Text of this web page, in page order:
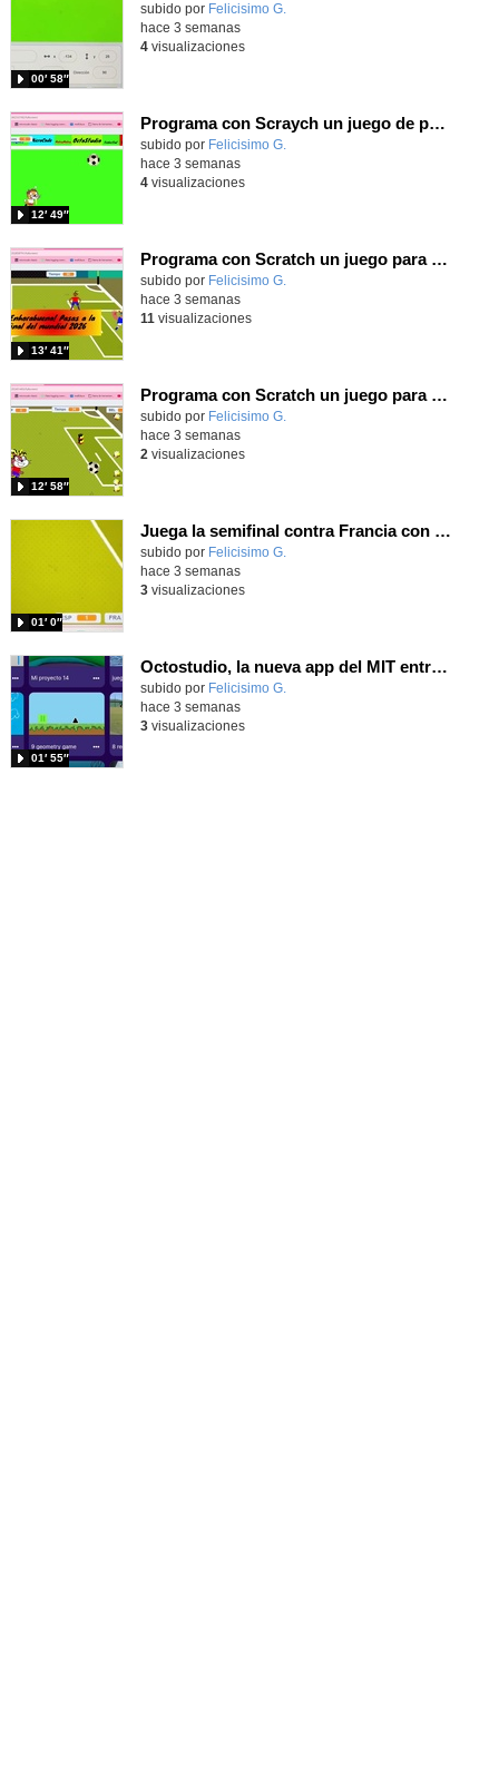
Contenido educativo.
subido por Felicisimo G.
00′ 58″
hace 3 semanas
4visualizaciones
Programa con Scraych un juego de persecuciones sanfermineras y añade dificultad conduciendo un balón.
Contenido educativo.
subido por Felicisimo G.
12′ 49″
hace 3 semanas
4visualizaciones
Programa con Scratch un juego para vivir la emoción de los centros desde la banda de España
Contenido educativo.
subido por Felicisimo G.
13′ 41″
hace 3 semanas
11 visualizaciones
Programa con Scratch un juego para vivir la emoción del partido de España contra Belgica
Contenido educativo.
subido por Felicisimo G.
12′ 58″
hace 3 semanas
2 visualizaciones
Juega la semifinal contra Francia con un juego utilizando el ángulo para centrar a Nico Williams
Contenido educativo.
subido por Felicisimo G.
01′ 0″
hace 3 semanas
3visualizaciones
Octostudio, la nueva app del MIT entre Scratch Jr y el Scratch de los mayores
Contenido educativo.
subido por Felicisimo G.
01′ 55″
hace 3 semanas
3visualizaciones